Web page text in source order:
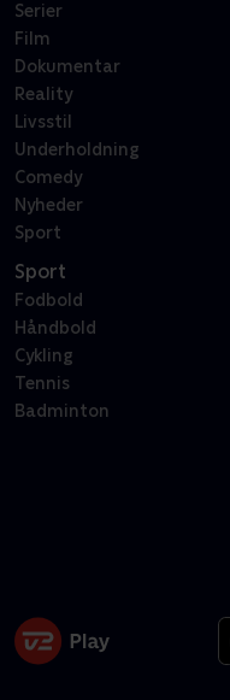
Serier
Film
Dokumentar
Reality
Livsstil
Underholdning
Comedy
Nyheder
Sport
Sport
Fodbold
Håndbold
Cykling
Tennis
Badminton